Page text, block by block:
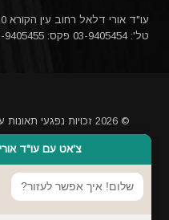
טל': 03-9405454 פקס: 03-9405455 email:
© 2026 זכויות נפגעי
האתר אינו מהווה ייעוץ
מקדם
צ'אט עם עו"ד
שלום! איך אפשר לעזור?